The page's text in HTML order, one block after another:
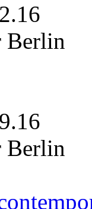
Berlin
Berlin